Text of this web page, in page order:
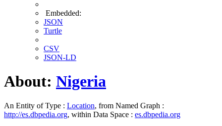
Embedded:
JSON
Turtle
CSV
JSON-LD
About: Nigeria
An Entity of Type : Location, from Named Graph :
http://es.dbpedia.org, within Data Space : es.dbpedia.org